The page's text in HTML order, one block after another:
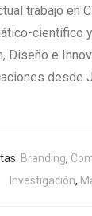
trabajo
e
desde
Branding,
Investigación,